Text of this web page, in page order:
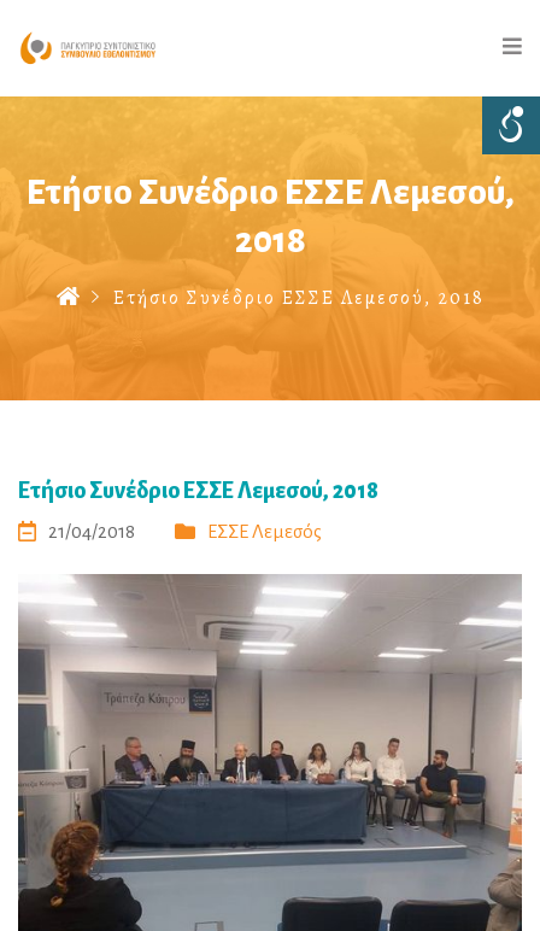
Ετήσιο Συνέδριο ΕΣΣΕ Λεμεσού,
2018
Ετήσιο Συνέδριο ΕΣΣΕ Λεμεσού, 2018
Ετήσιο Συνέδριο ΕΣΣΕ Λεμεσού, 2018
21/04/2018 ΕΣΣΕ Λεμεσός